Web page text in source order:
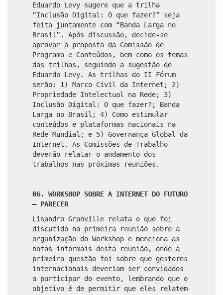
Eduardo Levy sugere que a trilha
“Inclusão Digital: O que fazer?” seja
feita juntamente com “Banda Larga no
Brasil”. Após discussão, decide-se
aprovar a proposta da Comissão de
Programa e Conteúdos, bem como os temas
das trilhas, seguindo a sugestão de
Eduardo Levy. As trilhas do II Fórum
serão: 1) Marco Civil da Internet; 2)
Propriedade Intelectual na Rede; 3)
Inclusão Digital: O que fazer?; Banda
Larga no Brasil; 4) Como estimular
conteúdos e plataformas nacionais na
Rede Mundial; e 5) Governança Global da
Internet. As Comissões de Trabalho
deverão relatar o andamento dos
trabalhos nas próximas reuniões.
06. WORKSHOP SOBRE A INTERNET DO FUTURO
– PARECER
Lisandro Granville relata o que foi
discutido na primeira reunião sobre a
organização do Workshop e menciona as
notas informais desta reunião, onde a
primeira questão foi sobre que gestores
internacionais deveriam ser convidados
a participar do evento, lembrando que o
objetivo é de permitir que eles relatem